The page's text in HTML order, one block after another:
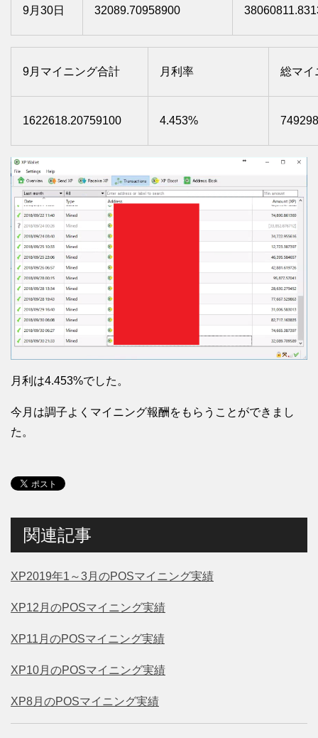
9月30日 32089.70958900
9月マイニング合計 月利率 総マイ
1622618.20759100 4.453%
月利は4.453%でした。
今月は調子よくマイニング報酬をもらうことができまし
た。
関連記事
XP2019年1～3月のPOSマイニング実績
XP12月のPOSマイニング実績
XP11月のPOSマイニング実績
XP10月のPOSマイニング実績
XP8月のPOSマイニング実績